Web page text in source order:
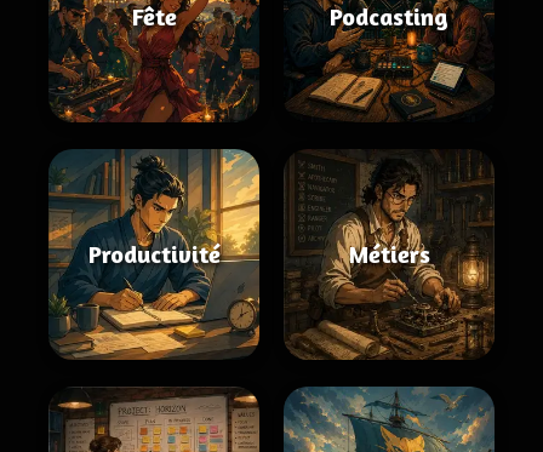
Fête Podcasting
Productivité Métiers